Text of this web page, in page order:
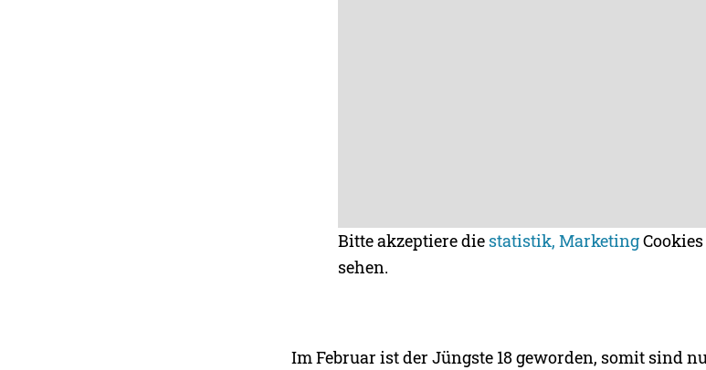
Bitte akzeptiere die statistik, Marketing
sehen.
Im Februar ist der Jüngste 18 geworden, somit sind